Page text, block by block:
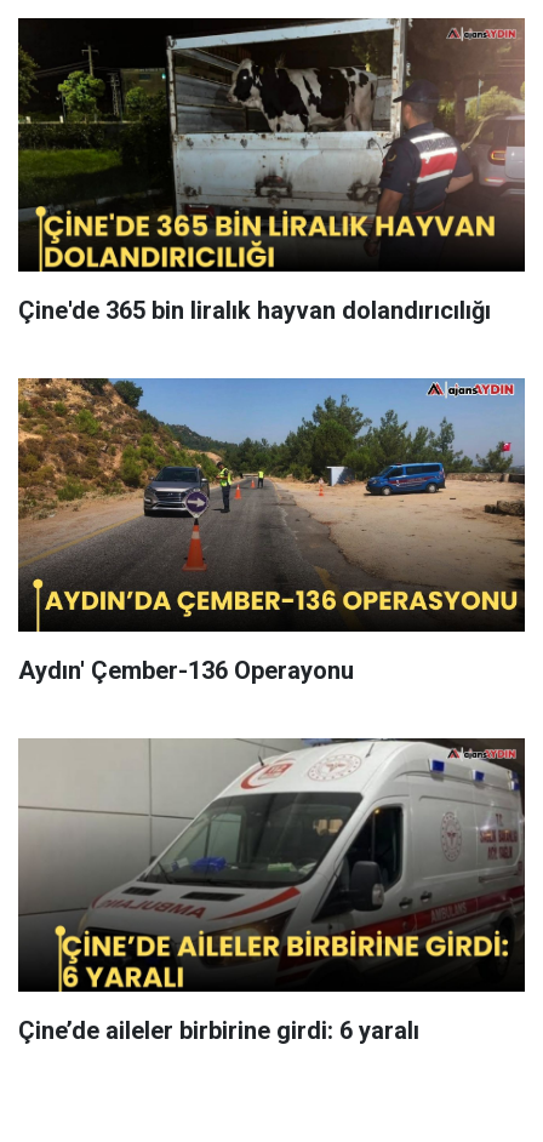
Çine'de 365 bin liralık hayvan dolandırıcılığı
Aydın' Çember-136 Operayonu
Çine’de aileler birbirine girdi: 6 yaralı